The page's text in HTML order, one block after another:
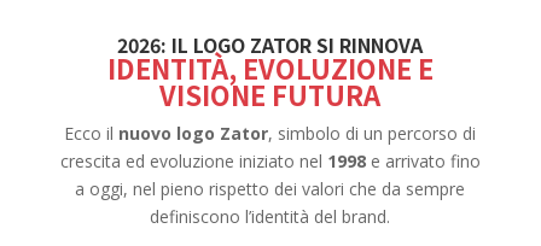
2026: IL LOGO ZATOR SI RINNOVA
IDENTITÀ, EVOLUZIONE E
VISIONE FUTURA
Ecco il nuovo logo Zator, simbolo di un percorso di
crescita ed evoluzione iniziato nel 1998e arrivato fino
a oggi, nel pieno rispetto dei valori che da sempre
definiscono l’identità del brand.